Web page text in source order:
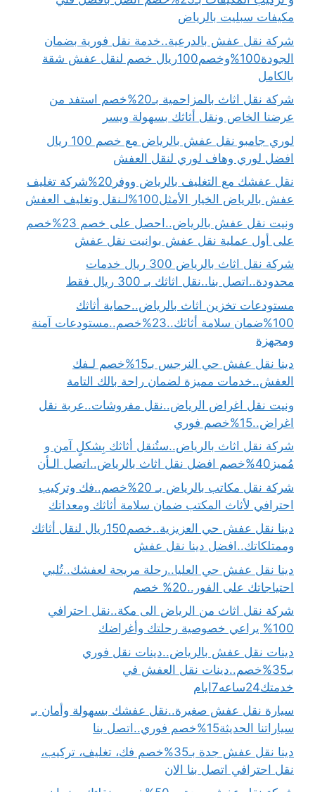
مكيفات سبليت بالرياض
شركة نقل عفش بالدرعية..خدمة نقل فورية بضمان
الجودة100%وخصم100ريال خصم لنقل عفش شقة
بالكامل
شركة نقل اثاث بالمزاحمية بـ20%خصم استفد من
عرضنا الخاص ونقل أثاثك بسهولة ويسر
لوري جامبو نقل عفش بالرياض مع خصم 100 ريال
افضل لوري وهاف لوري لنقل العفش
نقل عفشك مع التغليف بالرياض ووفر20%شركة تغليف
عفش بالرياض الخيار الأمثل100%لـنقل وتغليف العفش
ونيت نقل عفش بالرياض..احصل على خصم 23%خصم
على أول عملية نقل عفش بوانيت نقل عفش
شركة نقل اثاث بالرياض 300 ريال خدمات
محدودة..اتصل بنا..نقل اثاثك بـ 300 ريال فقط
مستودعات تخزين اثاث بالرياض..حماية أثاثك
100%ضمان سلامة أثاثك..23%خصم..مستودعات آمنة
ومجهزة
دينا نقل عفش حي النرجس بـ15%خصم لـفك
العفش..خدمات مميزة لضمان راحة بالك التامة
ونيت نقل اغراض الرياض..نقل مفروشات..عربة نقل
اغراض..15%خصم فوري
شركة نقل اثاث بالرياض..ستُنقل أثاثك بِشكلٍ آمن و
مُميز40%خصم افضل نقل اثاث بالرياض..اتصل الـأن
شركة نقل مكاتب بالرياض بـ 20%خصم..فك وتركيب
احترافي لأثاث المكتب ضمان سلامة أثاثك ومعداتك
دينا نقل عفش حي العزيزية..خصم150ريال لنقل أثاثك
وممتلكاتك..افضل دينا نقل عفش
دينا نقل عفش حي العليا..رحلة مريحة لعفشك..تُلبي
احتياجاتك على الفور..20% خصم
شركة نقل اثاث من الرياض الى مكة..نقل احترافي
100% يراعي خصوصية رحلتك وأغراضك
دينات نقل عفش بالرياض..دينات نقل فوري
بـ35%خصم..دينات نقل العفش في
خدمتك24ساعه7ايام
سيارة نقل عفش صغيرة..نقل عفشك بسهولة وأمان بـ
سياراتنا الحديثة15%خصم فوري..اتصل بنا
دينا نقل عفش جدة بـ35%خصم فك، تغليف، تركيب،
نقل احترافي اتصل بنا الان